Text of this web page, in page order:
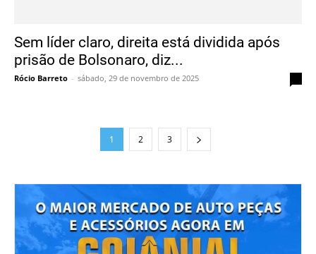
Sem líder claro, direita está dividida após
prisão de Bolsonaro, diz...
Rócio Barreto - sábado, 29 de novembro de 2025
1 2 3